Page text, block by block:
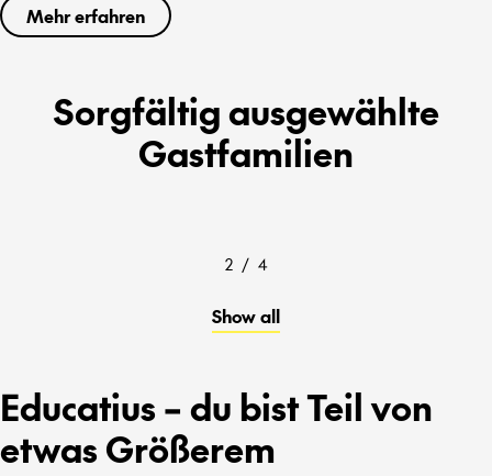
Mehr erfahren
Sorgfältig ausgewählte
Gastfamilien
2 / 4
Show all
Educatius – du bist Teil von
etwas Größerem